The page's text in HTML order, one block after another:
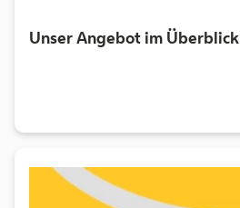
Unser Angebot im Überblick